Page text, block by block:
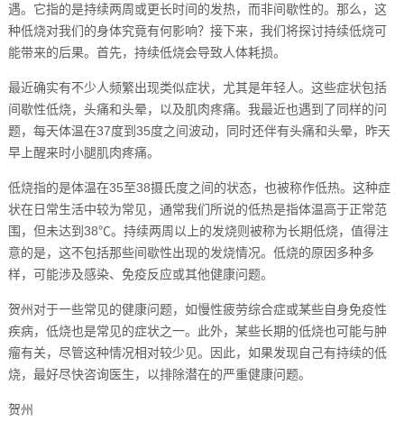
遇。它指的是持续两周或更长时间的发热，而非间歇性的。那么，这
种低烧对我们的身体究竟有何影响？接下来，我们将探讨持续低烧可
能带来的后果。首先，持续低烧会导致人体耗损。
最近确实有不少人频繁出现类似症状，尤其是年轻人。这些症状包括
间歇性低烧，头痛和头晕，以及肌肉疼痛。我最近也遇到了同样的问
题，每天体温在37度到35度之间波动，同时还伴有头痛和头晕，昨天
早上醒来时小腿肌肉疼痛。
低烧指的是体温在35至38摄氏度之间的状态，也被称作低热。这种症
状在日常生活中较为常见，通常我们所说的低热是指体温高于正常范
围，但未达到38℃。持续两周以上的发烧则被称为长期低烧，值得注
意的是，这不包括那些间歇性出现的发烧情况。低烧的原因多种多
样，可能涉及感染、免疫反应或其他健康问题。
贺州对于一些常见的健康问题，如慢性疲劳综合症或某些自身免疫性
疾病，低烧也是常见的症状之一。此外，某些长期的低烧也可能与肿
瘤有关，尽管这种情况相对较少见。因此，如果发现自己有持续的低
烧，最好尽快咨询医生，以排除潜在的严重健康问题。
贺州